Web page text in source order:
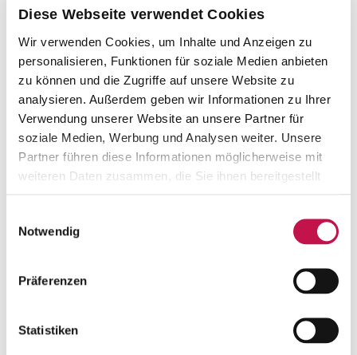
Diese Webseite verwendet Cookies
Wir verwenden Cookies, um Inhalte und Anzeigen zu
personalisieren, Funktionen für soziale Medien anbieten
zu können und die Zugriffe auf unsere Website zu
analysieren. Außerdem geben wir Informationen zu Ihrer
Verwendung unserer Website an unsere Partner für
soziale Medien, Werbung und Analysen weiter. Unsere
Partner führen diese Informationen möglicherweise mit
weiteren Daten zusammen, die Sie ihnen bereitgestellt
Notwendig
Präferenzen
Statistiken